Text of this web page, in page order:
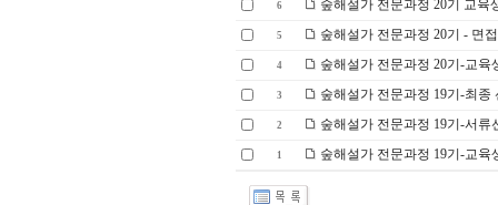
6 숲해설가 전문과정 20기 교육
5 숲해설가 전문과정 20기 - 면
4 숲해설가 전문과정 20기-교육
3 숲해설가 전문과정 19기-최종
2 숲해설가 전문과정 19기-서류
1 숲해설가 전문과정 19기-교육